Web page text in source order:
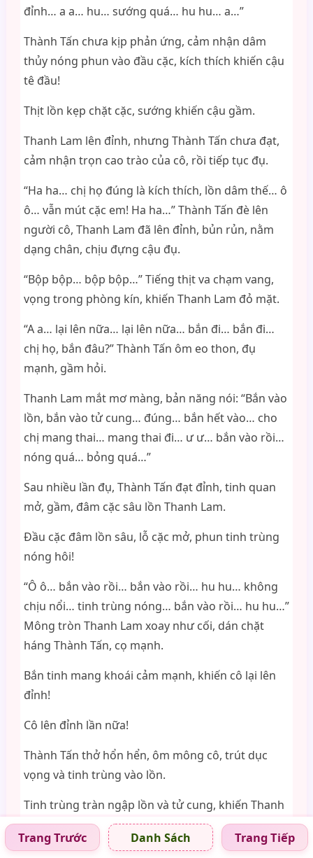
đỉnh… a a… hu… sướng quá… hu hu… a…”
Thành Tấn chưa kịp phản ứng, cảm nhận dâm
thủy nóng phun vào đầu cặc, kích thích khiến cậu
tê đầu!
Thịt lồn kẹp chặt cặc, sướng khiến cậu gầm.
Thanh Lam lên đỉnh, nhưng Thành Tấn chưa đạt,
cảm nhận trọn cao trào của cô, rồi tiếp tục đụ.
“Ha ha… chị họ đúng là kích thích, lồn dâm thế… ô
ô… vẫn mút cặc em! Ha ha…” Thành Tấn đè lên
người cô, Thanh Lam đã lên đỉnh, bủn rủn, nằm
dạng chân, chịu đựng cậu đụ.
“Bộp bộp… bộp bộp…” Tiếng thịt va chạm vang,
vọng trong phòng kín, khiến Thanh Lam đỏ mặt.
“A a… lại lên nữa… lại lên nữa… bắn đi… bắn đi…
chị họ, bắn đâu?” Thành Tấn ôm eo thon, đụ
mạnh, gầm hỏi.
Thanh Lam mắt mơ màng, bản năng nói: “Bắn vào
lồn, bắn vào tử cung… đúng… bắn hết vào… cho
chị mang thai… mang thai đi… ư ư… bắn vào rồi…
nóng quá… bỏng quá…”
Sau nhiều lần đụ, Thành Tấn đạt đỉnh, tinh quan
mở, gầm, đâm cặc sâu lồn Thanh Lam.
Đầu cặc đâm lồn sâu, lỗ cặc mở, phun tinh trùng
nóng hôi!
“Ô ô… bắn vào rồi… bắn vào rồi… hu hu… không
chịu nổi… tinh trùng nóng… bắn vào rồi… hu hu…”
Mông tròn Thanh Lam xoay như cối, dán chặt
háng Thành Tấn, cọ mạnh.
Bắn tinh mang khoái cảm mạnh, khiến cô lại lên
đỉnh!
Cô lên đỉnh lần nữa!
Thành Tấn thở hổn hển, ôm mông cô, trút dục
vọng và tinh trùng vào lồn.
Tinh trùng tràn ngập lồn và tử cung, khiến Thanh
Lam mắt trắng, nước miếng chảy, suýt ngất.
“Phù… phù…” Nửa phút sau, Thành Tấn bắn hết
Trang Trước Danh Sách Trang Tiếp